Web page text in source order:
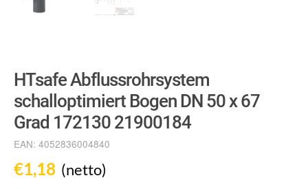
HTsafe Abflussrohrsystem
schalloptimiert Bogen DN 50 x 67
Grad 172130 21900184
EAN: 4052836004840
€1,18 (netto)